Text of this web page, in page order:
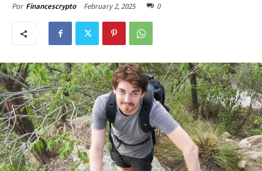
Por Financescrypto February 2, 2025 0